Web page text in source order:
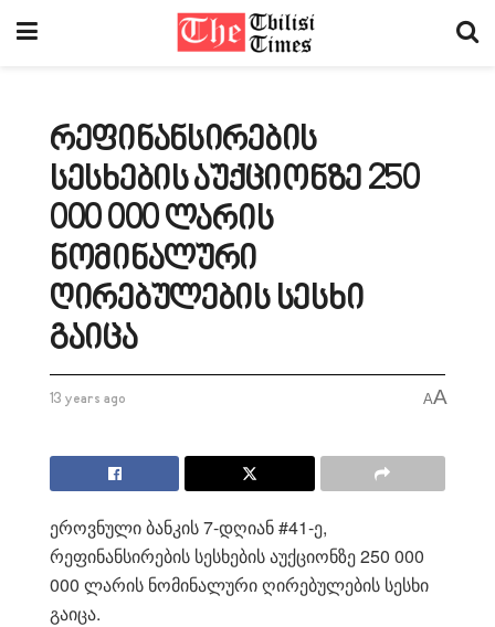
რეფინანსირების
სესხების აუქციონზე 250
000 000 ლარის
ნომინალური
ღირებულების სესხი
გაიცა
13 years ago AA
ეროვნული ბანკის 7-დღიან #41-ე,
რეფინანსირების სესხების აუქციონზე 250 000
000 ლარის ნომინალური ღირებულების სესხი
გაიცა.